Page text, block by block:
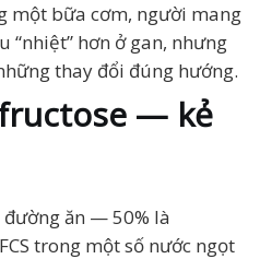
một bữa cơm, người mang
“nhiệt” hơn ở gan, nhưng
thay đổi đúng hướng.
— kẻ
ăn — 50% là
trong một số nước ngọt